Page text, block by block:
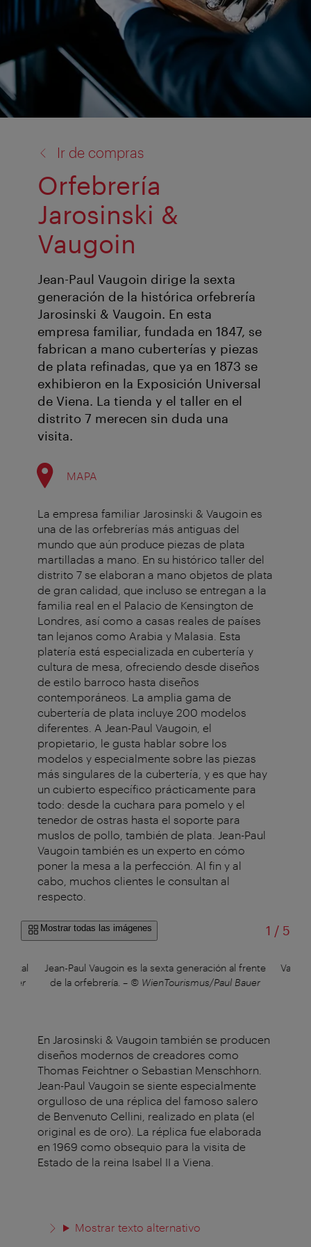
Ir de compras
Orfebrería
Jarosinski &
Vaugoin
Jean-Paul Vaugoin dirige la sexta
generación de la histórica orfebrería
Jarosinski & Vaugoin. En esta
empresa familiar, fundada en 1847, se
fabrican a mano cuberterías y piezas
de plata refinadas, que ya en 1873 se
exhibieron en la Exposición Universal
de Viena. La tienda y el taller en el
distrito 7 merecen sin duda una
visita.
MAPA
La empresa familiar Jarosinski & Vaugoin es
una de las orfebrerías más antiguas del
mundo que aún produce piezas de plata
martilladas a mano. En su histórico taller del
distrito 7 se elaboran a mano objetos de plata
de gran calidad, que incluso se entregan a la
familia real en el Palacio de Kensington de
Londres, así como a casas reales de países
tan lejanos como Arabia y Malasia. Esta
platería está especializada en cubertería y
cultura de mesa, ofreciendo desde diseños
de estilo barroco hasta diseños
contemporáneos. La amplia gama de
cubertería de plata incluye 200 modelos
diferentes. A Jean-Paul Vaugoin, el
propietario, le gusta hablar sobre los
modelos y especialmente sobre las piezas
más singulares de la cubertería, y es que hay
un cubierto específico prácticamente para
todo: desde la cuchara para pomelo y el
tenedor de ostras hasta el soporte para
muslos de pollo, también de plata. Jean-Paul
Vaugoin también es un experto en cómo
poner la mesa a la perfección. Al fin y al
cabo, muchos clientes le consultan al
respecto.
Mostrar todas las imágenes 1 /de
5
Jean-Paul Vaugoin es la sexta generación al frente
de la orfebrería. – © WienTourismus/Paul Bauer
Vale
En Jarosinski & Vaugoin también se producen
diseños modernos de creadores como
Thomas Feichtner o Sebastian Menschhorn.
Jean-Paul Vaugoin se siente especialmente
orgulloso de una réplica del famoso salero
de Benvenuto Cellini, realizado en plata (el
original es de oro). La réplica fue elaborada
en 1969 como obsequio para la visita de
Estado de la reina Isabel II a Viena.
Mostrar texto alternativo